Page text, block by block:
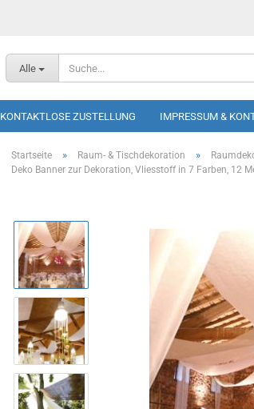
Alle
KONTAKTLOSE ZUSTELLUNG IMPRESSUM &
Startseite » Raum- & Tischdekoration »
Deko Banner zur Dekoration, Vliesstoff in 7 Farben, 12